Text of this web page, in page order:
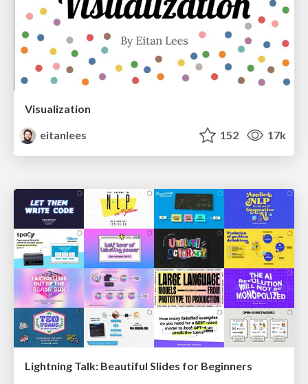
Visualization
eitanlees
152 17k
Lightning Talk: Beautiful Slides for Beginners